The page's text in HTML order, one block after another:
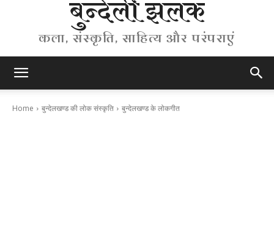
बुन्देली झलक
कला, संस्कृति, साहित्य और परंपराएं
Home बुन्देलखण्ड की लोक संस्कृति बुन्देलखण्ड के लोकगीत